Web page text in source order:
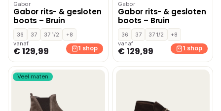
Gabor
Gabor rits- & gesloten
boots – Bruin
36 37 37 1/2
+8
vanaf
€ 129,99 1 shop
Gabor
Gabor rits- & gesloten
boots – Bruin
36 37 37 1/2
+8
vanaf
€ 129,99 1 shop
Veel maten